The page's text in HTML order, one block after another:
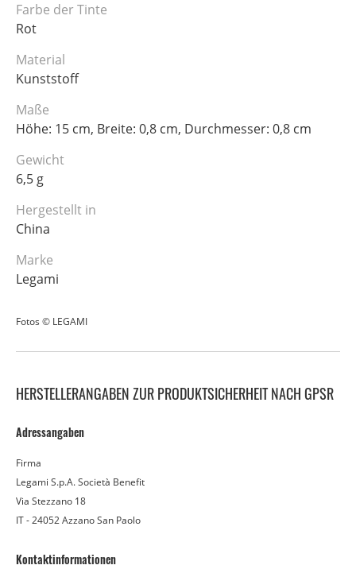
Farbe der Tinte
Rot
Material
Kunststoff
Maße
Höhe: 15 cm, Breite: 0,8 cm, Durchmesser: 0,8 cm
Gewicht
6,5 g
Hergestellt in
China
Marke
Legami
Fotos © LEGAMI
HERSTELLERANGABEN ZUR PRODUKTSICHERHEIT NACH GPSR
Adressangaben
Firma
Legami S.p.A. Società Benefit
Via Stezzano 18
IT - 24052 Azzano San Paolo
Kontaktinformationen